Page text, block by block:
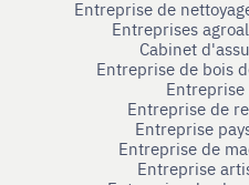
Entreprise de
Entreprises
Cabinet
Entreprise de bois
Entreprise de
Entreprise
Entreprise de
Entreprise